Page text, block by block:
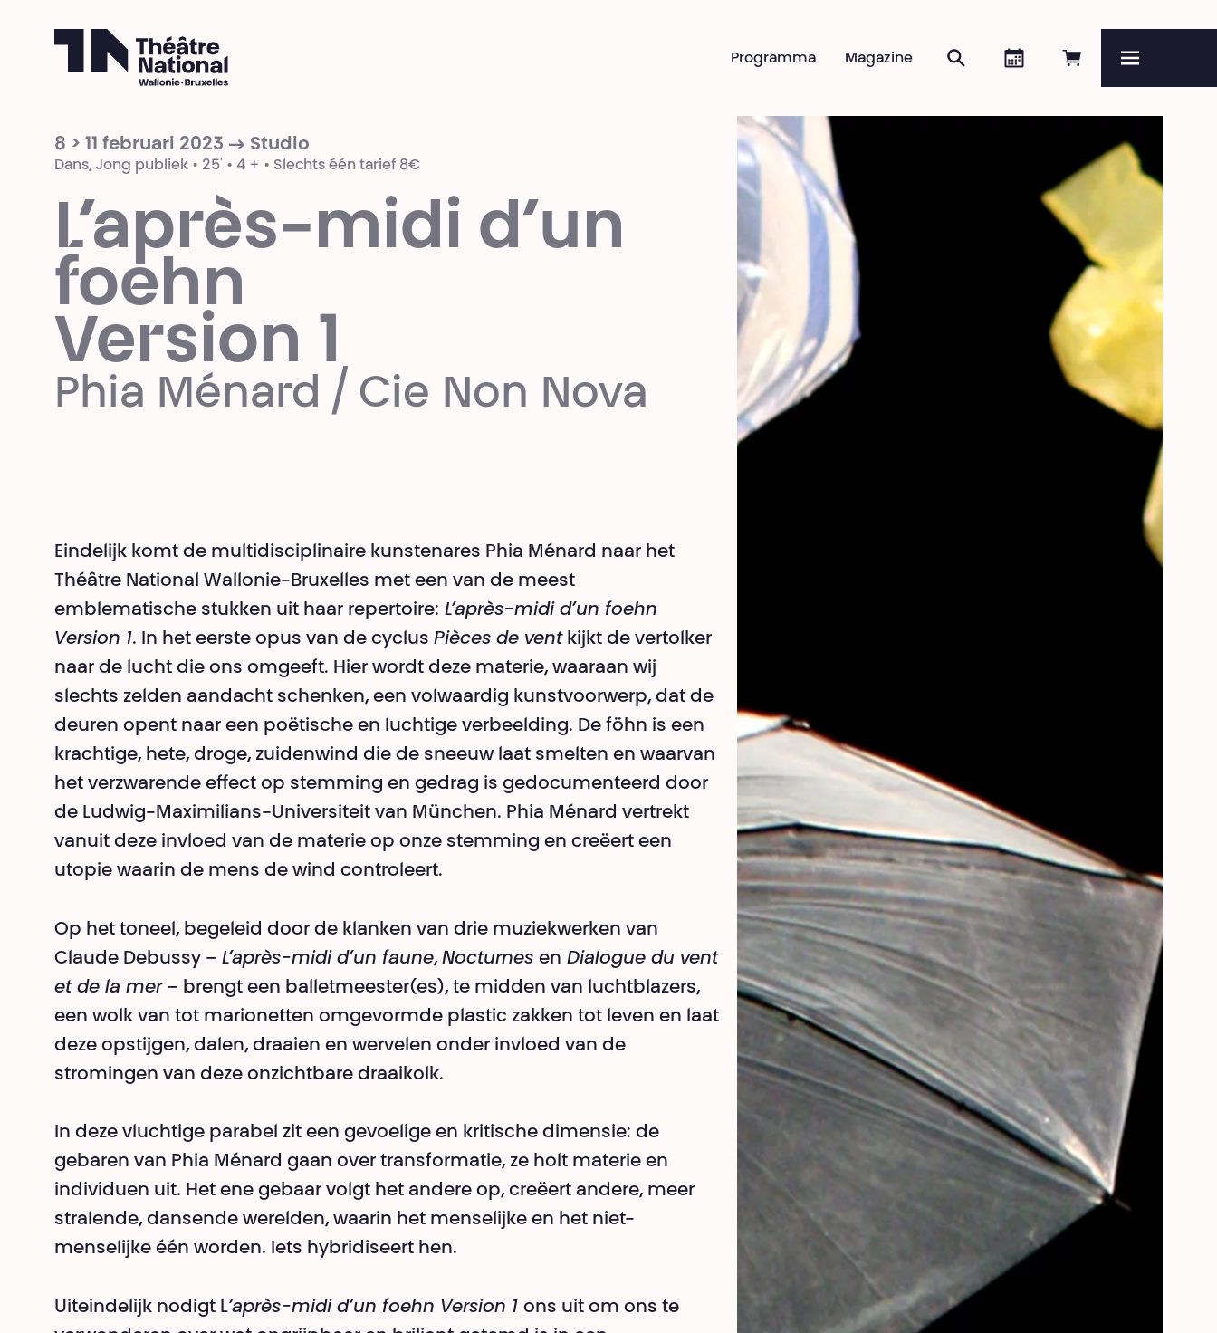
Online reserveren
Agenda
Zoeken
Magazine
Programma
8 > 11 februari 2023 → Studio
Dans, Jong publiek • 25' • 4 + • Slechts één tarief 8€
L’après-midi d’un
foehn
Version 1
Phia Ménard / Cie Non Nova
Eindelijk komt de multidisciplinaire kunstenares Phia Ménard naar het
Théâtre National Wallonie-Bruxelles met een van de meest
emblematische stukken uit haar repertoire: L’après-midi d’un foehn
Version 1. In het eerste opus van de cyclus Pièces de ventkijkt de vertolker
naar de lucht die ons omgeeft. Hier wordt deze materie, waaraan wij
slechts zelden aandacht schenken, een volwaardig kunstvoorwerp, dat de
deuren opent naar een poëtische en luchtige verbeelding. De föhn is een
krachtige, hete, droge, zuidenwind die de sneeuw laat smelten en waarvan
het verzwarende effect op stemming en gedrag is gedocumenteerd door
de Ludwig-Maximilians-Universiteit van München. Phia Ménard vertrekt
vanuit deze invloed van de materie op onze stemming en creëert een
utopie waarin de mens de wind controleert.
Op het toneel, begeleid door de klanken van drie muziekwerken van
Claude Debussy – L’après-midi d’un faune, Nocturnes en Dialogue du vent
et de la mer– brengt een balletmeester(es), te midden van luchtblazers,
een wolk van tot marionetten omgevormde plastic zakken tot leven en laat
deze opstijgen, dalen, draaien en wervelen onder invloed van de
stromingen van deze onzichtbare draaikolk.
In deze vluchtige parabel zit een gevoelige en kritische dimensie: de
gebaren van Phia Ménard gaan over transformatie, ze holt materie en
individuen uit. Het ene gebaar volgt het andere op, creëert andere, meer
stralende, dansende werelden, waarin het menselijke en het niet-
menselijke één worden. Iets hybridiseert hen.
Uiteindelijk nodigt L’après-midi d’un foehn Version 1 ons uit om ons te